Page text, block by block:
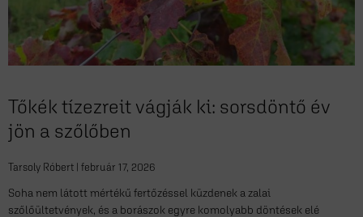
Tőkék tízezreit vágják ki: sorsdöntő év
jön a szőlőben
Tarsoly Róbert február 17, 2026
Soha nem látott mértékű fertőzéssel küzdenek a zalai
szőlőültetvények, és a borászok egyre komolyabb döntések elé